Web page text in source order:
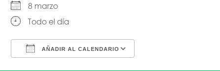
8 marzo
Todo el día
AÑADIR AL CALENDARIO